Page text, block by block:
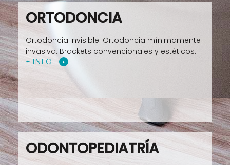
ORTODONCIA
Ortodoncia invisible. Ortodoncia mínimamente
invasiva. Brackets convencionales y estéticos.
+ INFO
ODONTOPEDIATRÍA